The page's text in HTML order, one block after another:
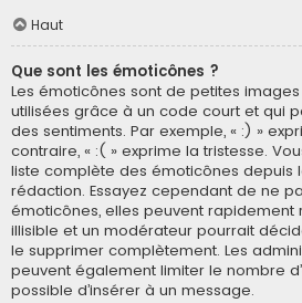
Haut
Que sont les émoticônes ?
Les émoticônes sont de petites
utilisées grâce à un code court et qui
des sentiments. Par exemple, « :) »
contraire, « :( » exprime la tristesse.
liste complète des émoticônes depuis
rédaction. Essayez cependant de ne
émoticônes, elles peuvent rapidement
illisible et un modérateur pourrait
le supprimer complètement. Les
peuvent également limiter le nombre
possible d’insérer à un message.